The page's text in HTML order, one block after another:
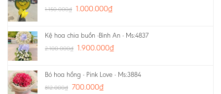
1.150.000₫ 1.000.000₫
Kệ hoa chia buồn -Bình An - Ms:4837
2.100.000₫ 1.900.000₫
Bó hoa hồng - Pink Love - Ms:3884
812.000₫ 700.000₫